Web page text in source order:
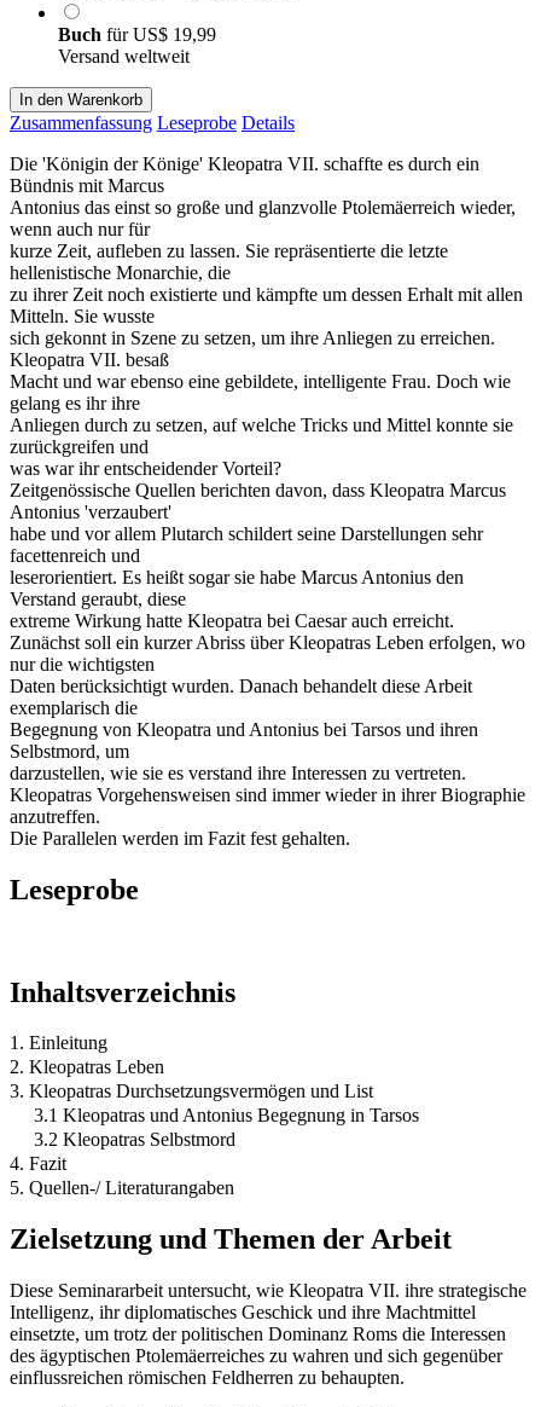
Buch fürUS$ 19,99
Versand weltweit
In den Warenkorb
Zusammenfassung Leseprobe Details
Die 'Königin der Könige' Kleopatra VII. schaffte es durch ein
Bündnis mit Marcus
Antonius das einst so große und glanzvolle Ptolemäerreich wieder,
wenn auch nur für
kurze Zeit, aufleben zu lassen. Sie repräsentierte die letzte
hellenistische Monarchie, die
zu ihrer Zeit noch existierte und kämpfte um dessen Erhalt mit allen
Mitteln. Sie wusste
sich gekonnt in Szene zu setzen, um ihre Anliegen zu erreichen.
Kleopatra VII. besaß
Macht und war ebenso eine gebildete, intelligente Frau. Doch wie
gelang es ihr ihre
Anliegen durch zu setzen, auf welche Tricks und Mittel konnte sie
zurückgreifen und
was war ihr entscheidender Vorteil?
Zeitgenössische Quellen berichten davon, dass Kleopatra Marcus
Antonius 'verzaubert'
habe und vor allem Plutarch schildert seine Darstellungen sehr
facettenreich und
leserorientiert. Es heißt sogar sie habe Marcus Antonius den
Verstand geraubt, diese
extreme Wirkung hatte Kleopatra bei Caesar auch erreicht.
Zunächst soll ein kurzer Abriss über Kleopatras Leben erfolgen, wo
nur die wichtigsten
Daten berücksichtigt wurden. Danach behandelt diese Arbeit
exemplarisch die
Begegnung von Kleopatra und Antonius bei Tarsos und ihren
Selbstmord, um
darzustellen, wie sie es verstand ihre Interessen zu vertreten.
Kleopatras Vorgehensweisen sind immer wieder in ihrer Biographie
anzutreffen.
Die Parallelen werden im Fazit fest gehalten.
Leseprobe
Inhaltsverzeichnis
1. Einleitung
2. Kleopatras Leben
3. Kleopatras Durchsetzungsvermögen und List
3.1 Kleopatras und Antonius Begegnung in Tarsos
3.2 Kleopatras Selbstmord
4. Fazit
5. Quellen-/ Literaturangaben
Zielsetzung und Themen der Arbeit
Diese Seminararbeit untersucht, wie Kleopatra VII. ihre strategische
Intelligenz, ihr diplomatisches Geschick und ihre Machtmittel
einsetzte, um trotz der politischen Dominanz Roms die Interessen
des ägyptischen Ptolemäerreiches zu wahren und sich gegenüber
einflussreichen römischen Feldherren zu behaupten.